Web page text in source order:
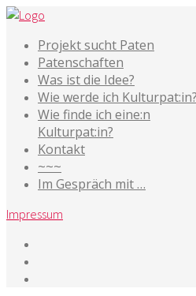
Projekt sucht Paten
Patenschaften
Was ist die Idee?
Wie werde ich Kulturpat:in?
Wie finde ich eine:n
Kulturpat:in?
Kontakt
~~~
Im Gespräch mit …
Impressum